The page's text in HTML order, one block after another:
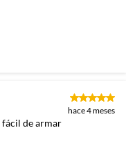
hace 4 meses
fácil de armar